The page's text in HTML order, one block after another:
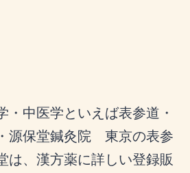
中医学といえば表参道・
源保堂鍼灸院 東京の表参
は、漢方薬に詳しい登録販